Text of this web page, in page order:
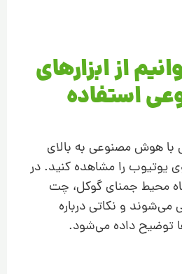
از ابزارهای
استفاده
با هوش مصنوعی به بالای
یوتیوب را مشاهده کنید. در
محیط جمنای گوکل، چت
و نکاتی درباره
توضیح داده می‌شود.